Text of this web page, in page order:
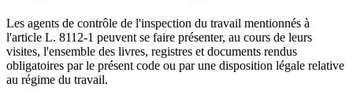
Les agents de contrôle de l'inspection du travail mentionnés à
l'article L. 8112-1 peuvent se faire présenter, au cours de leurs
visites, l'ensemble des livres, registres et documents rendus
obligatoires par le présent code ou par une disposition légale relative
au régime du travail.